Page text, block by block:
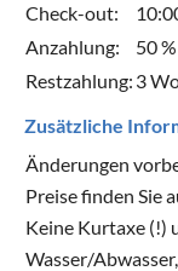
Check-out:
Anzahlung:
50
Restzahlung: 3
Zusätzliche
Änderungen
Preise finden Sie
Keine Kurtaxe (!)
Wasser/